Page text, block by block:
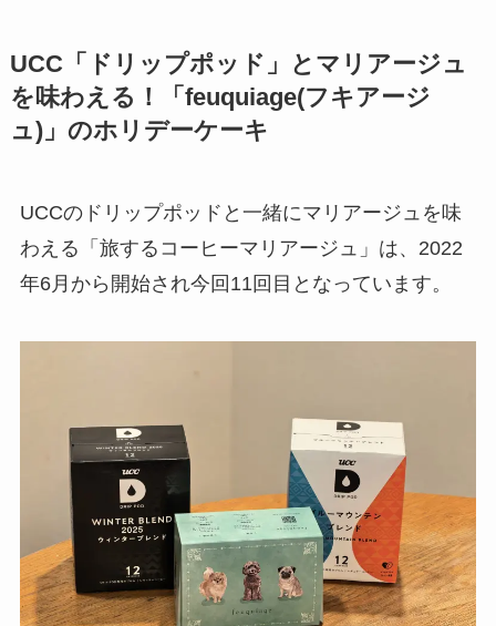
UCC「ドリップポッド」とマリアージュ
を味わえる！「feuquiage(フキアージ
ュ)」のホリデーケーキ
UCCのドリップポッドと一緒にマリアージュを味
わえる「旅するコーヒーマリアージュ」は、2022
年6月から開始され今回11回目となっています。